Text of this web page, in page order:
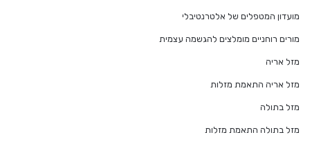
מועדון המטפלים של אלטרנטיבלי
מורים רוחניים מומלצים להגשמה עצמית
מזל אריה
מזל אריה התאמת מזלות
מזל בתולה
מזל בתולה התאמת מזלות